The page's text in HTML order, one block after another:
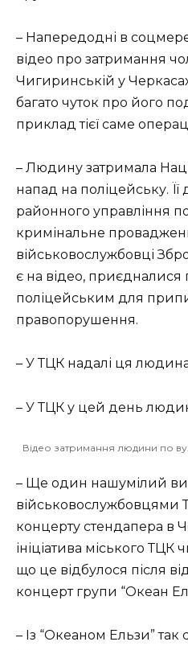
– Напередодні в
відео про затримання
Чигиринській у
багато чуток про його
приклад тієї саме
– Людину затримала
напад на поліцейську.
районного управління
кримінальне
військовослужбовці
є на відео, приєдналися
поліцейським для
правопорушення.
– У ТЦК надалі ця
– У ТЦК у цей день
Відео затримання людини по
– Ще один нашумілий
військовослужбовцями
концерту стендапера в
ініціатива міського ТЦК
що це відбулося після
концерт групи “Океан
– Із “Океаном Ельзи” так